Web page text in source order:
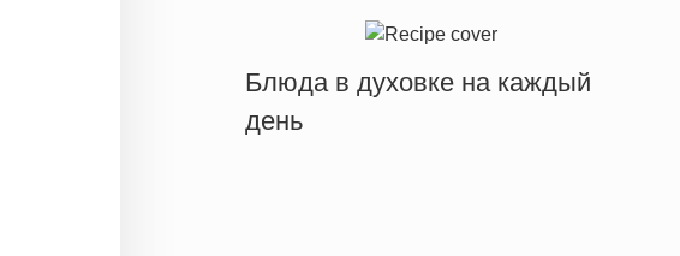
Блюда в духовке на каждый
день